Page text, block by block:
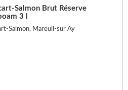
Salmon Brut Réserve
3 l
Salmon, Mareuil-sur Ay